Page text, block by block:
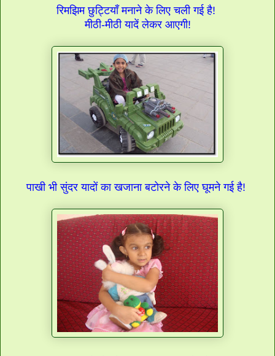
रिमझिम छुट्टियाँ मनाने के लिए चली गई है!
मीठी-मीठी यादें लेकर आएगी!
पाखी भी सुंदर यादों का खजाना बटोरने के लिए घूमने गई है!